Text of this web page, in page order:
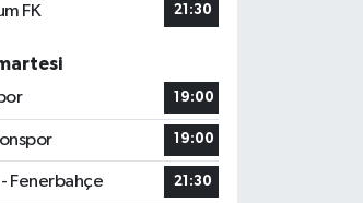
FK
21:30
19:00
19:00
Fenerbahçe 21:30